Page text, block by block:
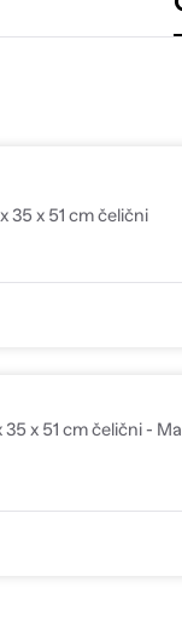
35 x 51 cm čelični
x 51 cm čelični -